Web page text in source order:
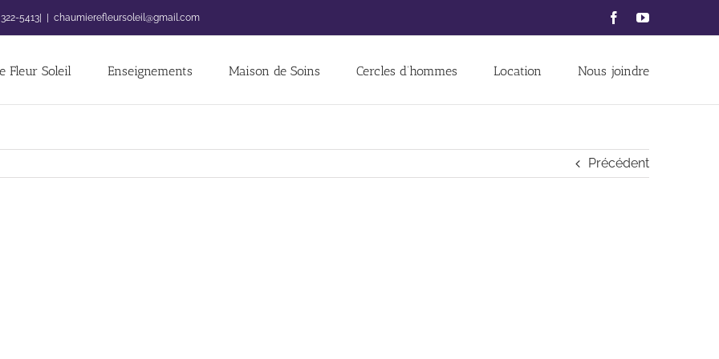
5413| chaumierefleursoleil@gmail.com FacebookYouTube
Fleur Soleil Enseignements Maison de Soins Cercles d’hommes Location Nous joindre
Précédent